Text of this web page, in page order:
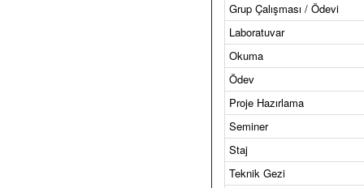
Grup Çalışması / Ödevi
Laboratuvar
Okuma
Ödev
Proje Hazırlama
Seminer
Staj
Teknik Gezi